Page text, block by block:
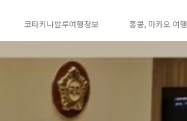
코타키나발루여행정보 홍콩, 마카오 여